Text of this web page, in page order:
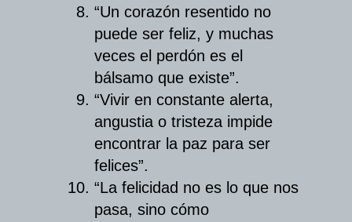
“Un corazón resentido no
puede ser feliz, y muchas
veces el perdón es el
bálsamo que existe”.
“Vivir en constante alerta,
angustia o tristeza impide
encontrar la paz para ser
felices”.
“La felicidad no es lo que nos
pasa, sino cómo